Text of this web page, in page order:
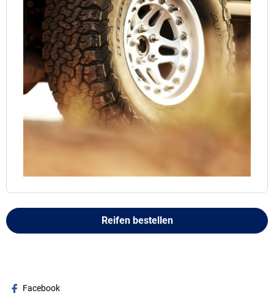
Reifen bestellen
Facebook